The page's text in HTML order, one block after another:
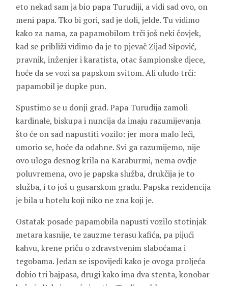
eto nekad sam ja bio papa Turudiji, a vidi sad ovo, on
meni papa. Tko bi gori, sad je doli, jelde. Tu vidimo
kako za nama, za papamobilom trči još neki čovjek,
kad se približi vidimo da je to pjevač Zijad Sipović,
pravnik, inženjer i karatista, otac šampionske djece,
hoće da se vozi sa papskom svitom. Ali uludo trči:
papamobil je dupke pun.
Spustimo se u donji grad. Papa Turudija zamoli
kardinale, biskupa i nuncija da imaju razumijevanja
što će on sad napustiti vozilo: jer mora malo leći,
umorio se, hoće da odahne. Svi ga razumijemo, nije
ovo uloga desnog krila na Karaburmi, nema ovdje
poluvremena, ovo je papska služba, drukčija je to
služba, i to još u gusarskom gradu. Papska rezidencija
je bila u hotelu koji niko ne zna koji je.
Ostatak posade papamobila napusti vozilo stotinjak
metara kasnije, te zauzme terasu kafića, pa pijući
kahvu, krene priču o zdravstvenim slaboćama i
tegobama. Jedan se ispovijedi kako je ovoga proljeća
dobio tri bajpasa, drugi kako ima dva stenta, konobar